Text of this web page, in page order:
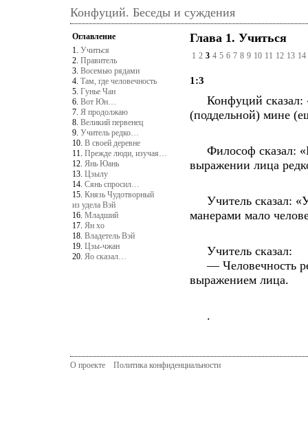
Конфуций. Беседы и суждения
Оглавление
1. Учиться
2. Правитель
3. Восемью рядами
4. Там, где человечность
5. Гунье Чан
6. Вот Юн…
7. Я продолжаю
8. Великий первенец
9. Учитель редко…
10. В своей деревне
11. Прежде люди, изучая…
12. Янь Юань
13. Цзылу
14. Сянь спросил…
15. Князь Чудотворный
из удела Вэй
16. Младший
17. Ян хо
18. Владетель Вэй
19. Цзы-чжан
20. Яо сказал…
Глава 1. Учиться
1 2 3 4 5 6 7 8 9 10 11 12 13 14
1:3
Конфуций сказал:
(поддельной) мине
Философ сказал:
выражении лица
Учитель сказал:
манерами мало
Учитель сказал:
— Человечность
выражением лица.
.
О проекте Политика конфиденциальности